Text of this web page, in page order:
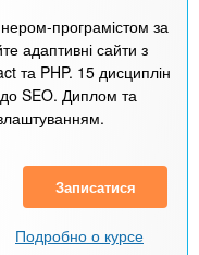
програмістом за
адаптивні сайти з
та PHP. 15 дисциплін
SEO. Диплом та
Записатися
Подробно о курсе